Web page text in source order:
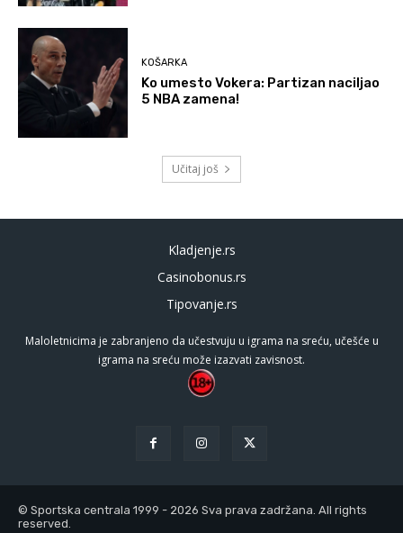
KOŠARKA
Ko umesto Vokera: Partizan naciljao
5 NBA zamena!
Učitaj još
Kladjenje.rs
Casinobonus.rs
Tipovanje.rs
Maloletnicima je zabranjeno da učestvuju u igrama na sreću, učešće u
igrama na sreću može izazvati zavisnost.
© Sportska centrala 1999 - 2026 Sva prava zadržana. All rights
reserved.